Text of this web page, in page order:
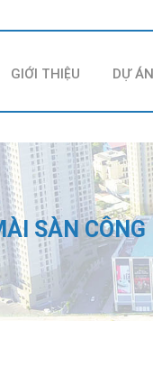
GIỚI THIỆU DỰ ÁN
SÀN